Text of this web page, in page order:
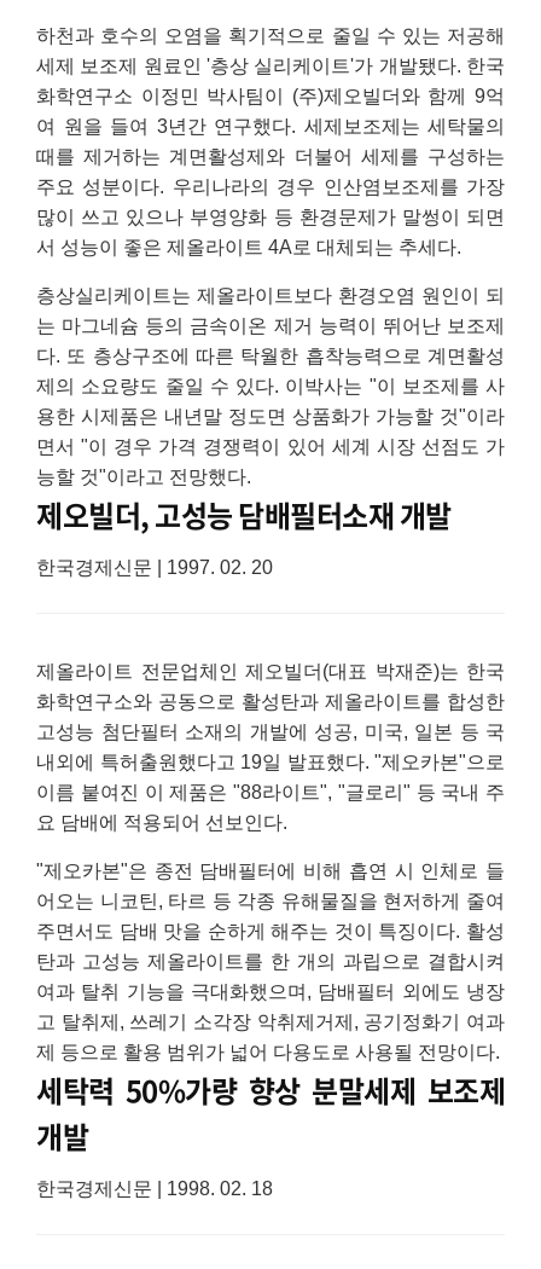
하천과 호수의 오염을 획기적으로 줄일 수 있는 저공해
세제 보조제 원료인 '층상 실리케이트'가 개발됐다. 한국
화학연구소 이정민 박사팀이 (주)제오빌더와 함께 9억
여 원을 들여 3년간 연구했다. 세제보조제는 세탁물의
때를 제거하는 계면활성제와 더불어 세제를 구성하는
주요 성분이다. 우리나라의 경우 인산염보조제를 가장
많이 쓰고 있으나 부영양화 등 환경문제가 말썽이 되면
서 성능이 좋은 제올라이트 4A로 대체되는 추세다.
층상실리케이트는 제올라이트보다 환경오염 원인이 되
는 마그네슘 등의 금속이온 제거 능력이 뛰어난 보조제
다. 또 층상구조에 따른 탁월한 흡착능력으로 계면활성
제의 소요량도 줄일 수 있다. 이박사는 "이 보조제를 사
용한 시제품은 내년말 정도면 상품화가 가능할 것"이라
면서 "이 경우 가격 경쟁력이 있어 세계 시장 선점도 가
능할 것"이라고 전망했다.
제오빌더, 고성능 담배필터소재 개발
한국경제신문 | 1997. 02. 20
제올라이트 전문업체인 제오빌더(대표 박재준)는 한국
화학연구소와 공동으로 활성탄과 제올라이트를 합성한
고성능 첨단필터 소재의 개발에 성공, 미국, 일본 등 국
내외에 특허출원했다고 19일 발표했다. "제오카본"으로
이름 붙여진 이 제품은 "88라이트", "글로리" 등 국내 주
요 담배에 적용되어 선보인다.
"제오카본"은 종전 담배필터에 비해 흡연 시 인체로 들
어오는 니코틴, 타르 등 각종 유해물질을 현저하게 줄여
주면서도 담배 맛을 순하게 해주는 것이 특징이다. 활성
탄과 고성능 제올라이트를 한 개의 과립으로 결합시켜
여과 탈취 기능을 극대화했으며, 담배필터 외에도 냉장
고 탈취제, 쓰레기 소각장 악취제거제, 공기정화기 여과
제 등으로 활용 범위가 넓어 다용도로 사용될 전망이다.
세탁력 50%가량 향상 분말세제 보조제
개발
한국경제신문 | 1998. 02. 18